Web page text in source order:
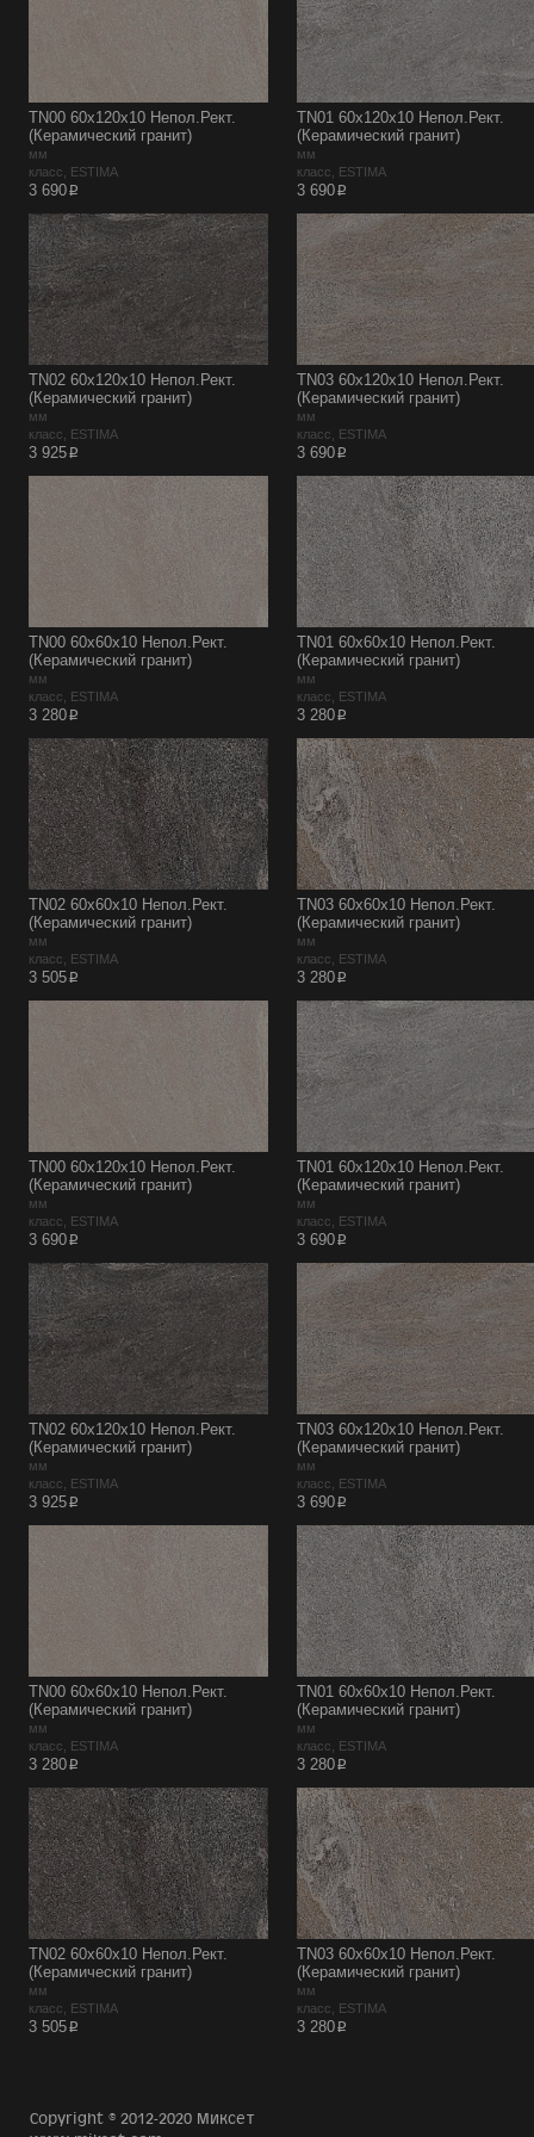
TN00 60x120x10 Непол.Рект.
(Керамический гранит)
мм
класс, ESTIMA
3 690p
TN01 60x120x10 Непол.Рект.
(Керамический гранит)
мм
класс, ESTIMA
3 690p
TN02 60x120x10 Непол.Рект.
(Керамический гранит)
мм
класс, ESTIMA
3 925p
TN03 60x120x10 Непол.Рект.
(Керамический гранит)
мм
класс, ESTIMA
3 690p
TN00 60x60x10 Непол.Рект.
(Керамический гранит)
мм
класс, ESTIMA
3 280p
TN01 60x60x10 Непол.Рект.
(Керамический гранит)
мм
класс, ESTIMA
3 280p
TN02 60x60x10 Непол.Рект.
(Керамический гранит)
мм
класс, ESTIMA
3 505p
TN03 60x60x10 Непол.Рект.
(Керамический гранит)
мм
класс, ESTIMA
3 280p
TN00 60x120x10 Непол.Рект.
(Керамический гранит)
мм
класс, ESTIMA
3 690p
TN01 60x120x10 Непол.Рект.
(Керамический гранит)
мм
класс, ESTIMA
3 690p
TN02 60x120x10 Непол.Рект.
(Керамический гранит)
мм
класс, ESTIMA
3 925p
TN03 60x120x10 Непол.Рект.
(Керамический гранит)
мм
класс, ESTIMA
3 690p
TN00 60x60x10 Непол.Рект.
(Керамический гранит)
мм
класс, ESTIMA
3 280p
TN01 60x60x10 Непол.Рект.
(Керамический гранит)
мм
класс, ESTIMA
3 280p
TN02 60x60x10 Непол.Рект.
(Керамический гранит)
мм
класс, ESTIMA
3 505p
TN03 60x60x10 Непол.Рект.
(Керамический гранит)
мм
класс, ESTIMA
3 280p
Copyright © 2012-2020 Миксет